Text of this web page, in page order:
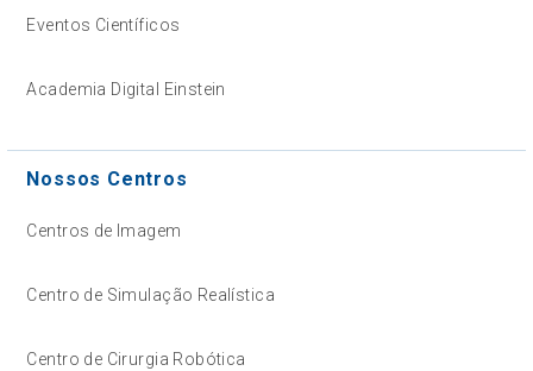
Eventos Científicos
Academia Digital Einstein
Nossos Centros
Centros de Imagem
Centro de Simulação Realística
Centro de Cirurgia Robótica